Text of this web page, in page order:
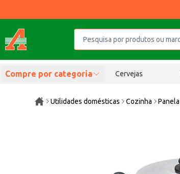
Compre por categoria Cervejas
Utilidades domésticas Cozinha Panela